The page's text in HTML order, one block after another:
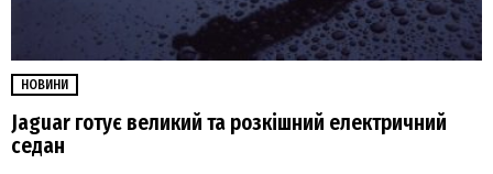
НОВИНИ
Jaguar готує великий та розкішний електричний
седан